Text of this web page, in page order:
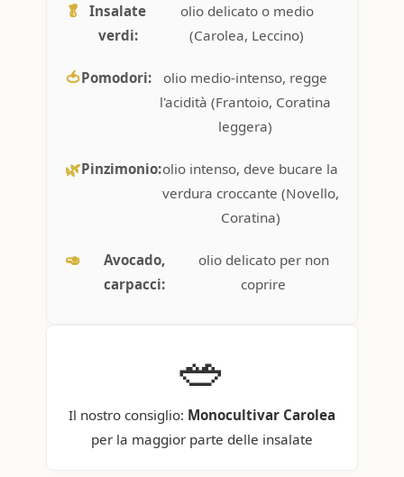
🥬
Insalate
verdi:
olio delicato o medio
(Carolea, Leccino)
🍅Pomodori:
olio medio-intenso, regge
l'acidità (Frantoio, Coratina
leggera)
🌿Pinzimonio:olio intenso, deve bucare la
verdura croccante (Novello,
Coratina)
🥑
Avocado,
carpacci:
olio delicato per non
coprire
🥗
Il nostro consiglio: Monocultivar Carolea
per la maggior parte delle insalate